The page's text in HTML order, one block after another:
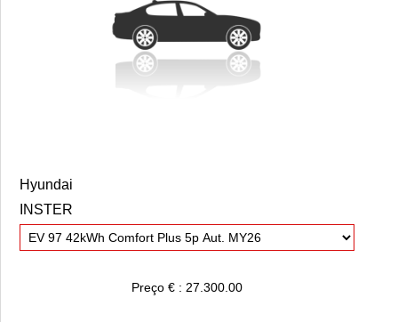
Hyundai
INSTER
Preço € : 27.300.00